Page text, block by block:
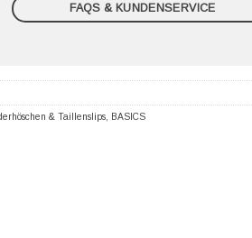
FAQS & KUNDENSERVICE
& Taillenslips BASICS